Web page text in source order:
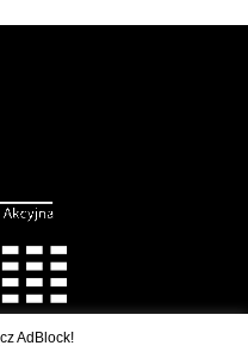
AdBlock!